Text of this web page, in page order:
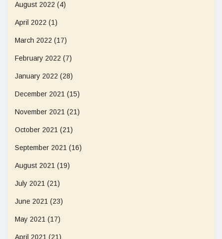
August 2022 (4)
April 2022 (1)
March 2022 (17)
February 2022 (7)
January 2022 (28)
December 2021 (15)
November 2021 (21)
October 2021 (21)
September 2021 (16)
August 2021 (19)
July 2021 (21)
June 2021 (23)
May 2021 (17)
April 2021 (21)